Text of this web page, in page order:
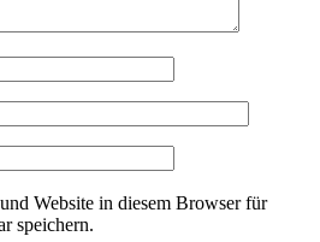
Website in diesem Browser für
speichern.